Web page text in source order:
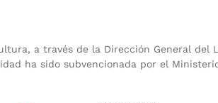
a través de la Dirección General del
ha sido subvencionada por el